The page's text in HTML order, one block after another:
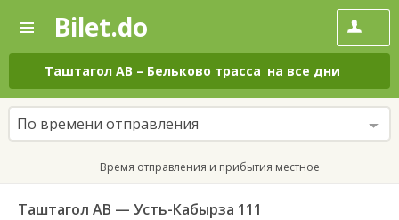
—
Поиск
и
покупка
билетов
на
автобус
онлайн
Bilet.do
Таштагол АВ – Бельково трасса на все дни
По времени отправления
Время отправления и прибытия местное
Таштагол АВ — Усть-Кабырза 111